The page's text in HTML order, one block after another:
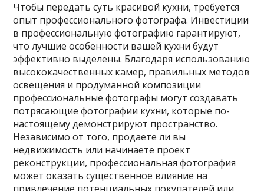
Чтобы передать суть красивой кухни, требуется
опыт профессионального фотографа. Инвестиции
в профессиональную фотографию гарантируют,
что лучшие особенности вашей кухни будут
эффективно выделены. Благодаря использованию
высококачественных камер, правильных методов
освещения и продуманной композиции
профессиональные фотографы могут создавать
потрясающие фотографии кухни, которые по-
настоящему демонстрируют пространство.
Независимо от того, продаете ли вы
недвижимость или начинаете проект
реконструкции, профессиональная фотография
может оказать существенное влияние на